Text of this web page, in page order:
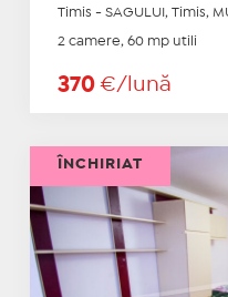
Timis - SAGULUI, Timis,
2 camere, 60 mp utili
370 €/lună
ÎNCHIRIAT